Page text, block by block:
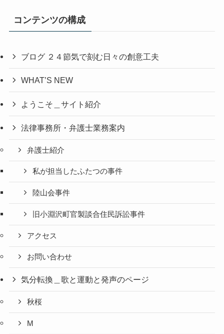
コンテンツの構成
ブログ ２４節気で刻む日々の創意工夫
WHAT’S NEW
ようこそ＿サイト紹介
法律事務所・弁護士業務案内
弁護士紹介
私が担当したふたつの事件
陸山会事件
旧小淵沢町官製談合住民訴訟事件
アクセス
お問い合わせ
気分転換＿歌と運動と発声のページ
秋桜
M